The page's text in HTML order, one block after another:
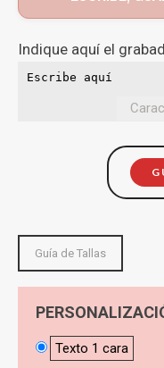
Indique aquí el
Guía de Tallas
Texto 1 cara